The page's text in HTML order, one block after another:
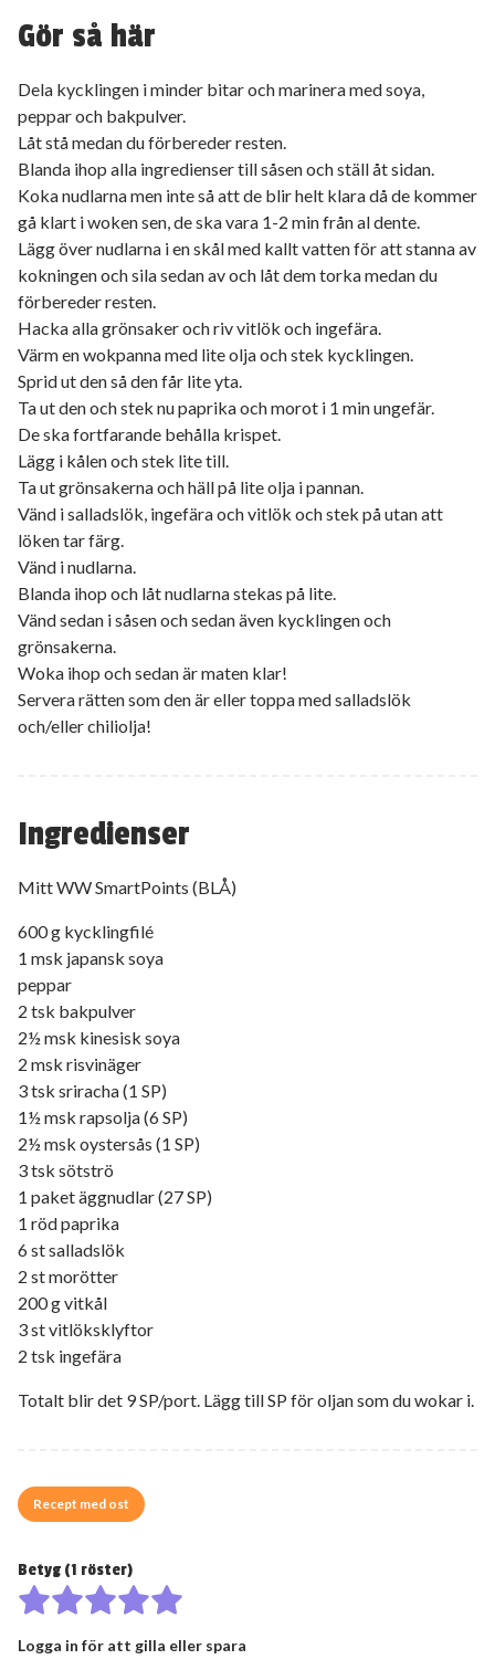
Ingredienser
Mitt WW SmartPoints (BLÅ)
600 g kycklingfilé
1 msk japansk soya
peppar
2 tsk bakpulver
2½ msk kinesisk soya
2 msk risvinäger
3 tsk sriracha (1 SP)
1½ msk rapsolja (6 SP)
2½ msk oystersås (1 SP)
3 tsk sötströ
1 paket äggnudlar (27 SP)
1 röd paprika
6 st salladslök
2 st morötter
200 g vitkål
3 st vitlöksklyftor
2 tsk ingefära
Totalt blir det 9 SP/port. Lägg till SP för oljan som du wokar i.
Gör så här
Dela kycklingen i minder bitar och marinera med soya,
peppar och bakpulver.
Låt stå medan du förbereder resten.
Blanda ihop alla ingredienser till såsen och ställ åt sidan.
Koka nudlarna men inte så att de blir helt klara då de kommer
gå klart i woken sen, de ska vara 1-2 min från al dente.
Lägg över nudlarna i en skål med kallt vatten för att stanna av
kokningen och sila sedan av och låt dem torka medan du
förbereder resten.
Hacka alla grönsaker och riv vitlök och ingefära.
Värm en wokpanna med lite olja och stek kycklingen.
Sprid ut den så den får lite yta.
Ta ut den och stek nu paprika och morot i 1 min ungefär.
De ska fortfarande behålla krispet.
Lägg i kålen och stek lite till.
Ta ut grönsakerna och häll på lite olja i pannan.
Vänd i salladslök, ingefära och vitlök och stek på utan att
löken tar färg.
Vänd i nudlarna.
Blanda ihop och låt nudlarna stekas på lite.
Vänd sedan i såsen och sedan även kycklingen och
grönsakerna.
Woka ihop och sedan är maten klar!
Servera rätten som den är eller toppa med salladslök
och/eller chiliolja!
Recept med ost
Betyg (1 röster)
Logga in för att gilla eller spara